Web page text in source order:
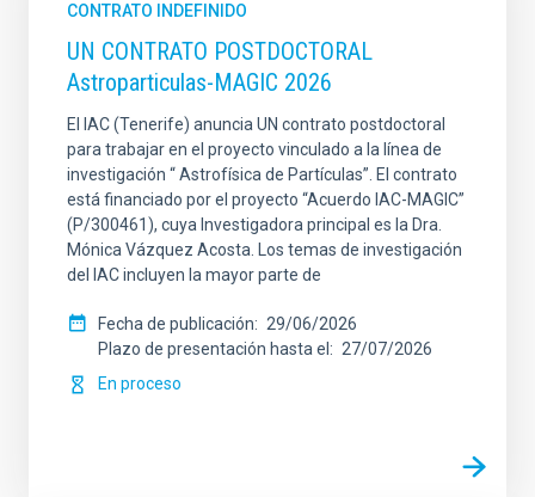
CONTRATO INDEFINIDO
UN CONTRATO POSTDOCTORAL
Astroparticulas-MAGIC 2026
El IAC (Tenerife) anuncia UN contrato postdoctoral
para trabajar en el proyecto vinculado a la línea de
investigación “ Astrofísica de Partículas”. El contrato
está financiado por el proyecto “Acuerdo IAC-MAGIC”
(P/300461), cuya Investigadora principal es la Dra.
Mónica Vázquez Acosta. Los temas de investigación
del IAC incluyen la mayor parte de
Fecha de publicación
29/06/2026
Plazo de presentación hasta el
27/07/2026
En proceso